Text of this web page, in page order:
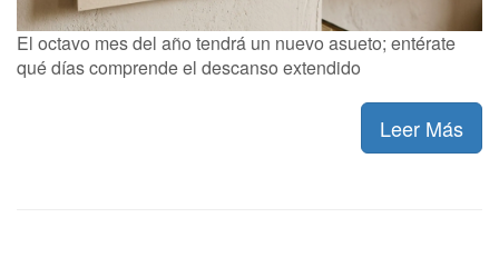
El octavo mes del año tendrá un nuevo asueto; entérate
qué días comprende el descanso extendido
Leer Más